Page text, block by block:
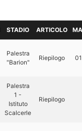
STADIO ARTICOLO
Palestra
"Barion"
Riepilogo
Palestra
1 -
Istituto
Scalcerle
Riepilogo